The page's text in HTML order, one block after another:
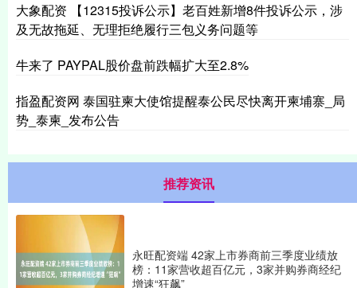
大象配资 【12315投诉公示】老百姓新增8件投诉公示，涉
及无故拖延、无理拒绝履行三包义务问题等
牛来了 PAYPAL股价盘前跌幅扩大至2.8%
指盈配资网 泰国驻柬大使馆提醒泰公民尽快离开柬埔寨_局
势_泰柬_发布公告
推荐资讯
永旺配资端 42家上市券商前三季度业绩放
榜：11家营收超百亿元，3家并购券商经纪
增速“狂飙”